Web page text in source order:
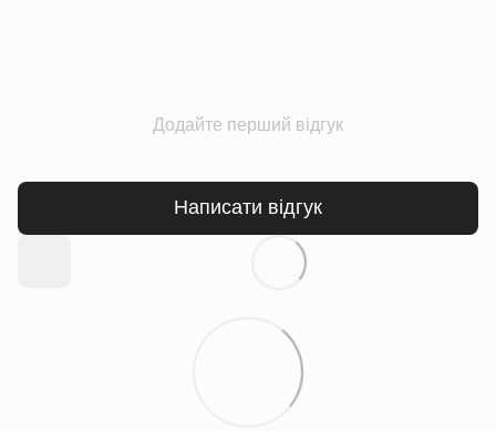
Додайте перший відгук
Написати відгук